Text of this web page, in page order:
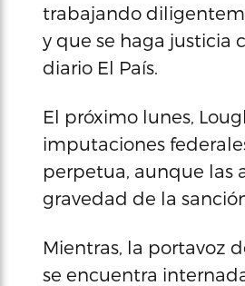
trabajando
y que se haga justicia
diario El País.
El próximo lunes,
imputaciones
perpetua, aunque las
gravedad de la
Mientras, la portavoz
se encuentra